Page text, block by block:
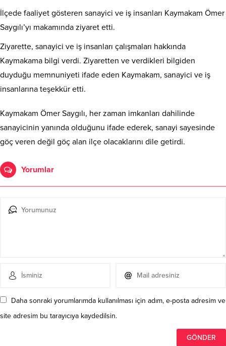
İlçede faaliyet gösteren sanayici ve iş insanları Kaymakam Ömer
Saygılı’yı makamında ziyaret etti.
Ziyarette, sanayici ve iş insanları çalışmaları hakkında
Kaymakama bilgi verdi. Ziyaretten ve verdikleri bilgiden
duyduğu memnuniyeti ifade eden Kaymakam, sanayici ve iş
insanlarına teşekkür etti.
Kaymakam Ömer Saygılı, her zaman imkanları dahilinde
sanayicinin yanında olduğunu ifade ederek, sanayi sayesinde
göç veren değil göç alan ilçe olacaklarını dile getirdi.
Yorumlar
Daha sonraki yorumlarımda kullanılması için adım, e-posta adresim ve
site adresim bu tarayıcıya kaydedilsin.